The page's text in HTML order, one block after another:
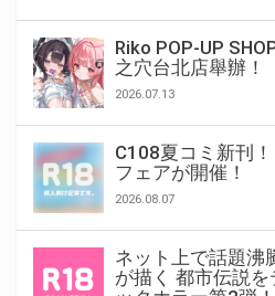
Riko POP-UP
之穴台北店舉辦！
2026.07.13
C108夏コミ新刊
フェアが開催！
2026.08.07
ネット上で話題沸
が描く 都市伝説